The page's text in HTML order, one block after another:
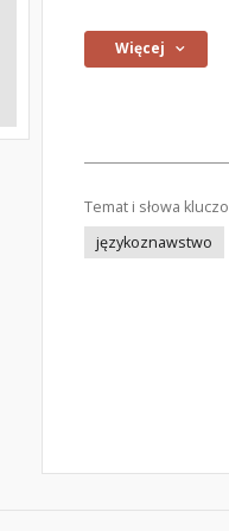
Więcej
Temat i słowa
językoznawstwo